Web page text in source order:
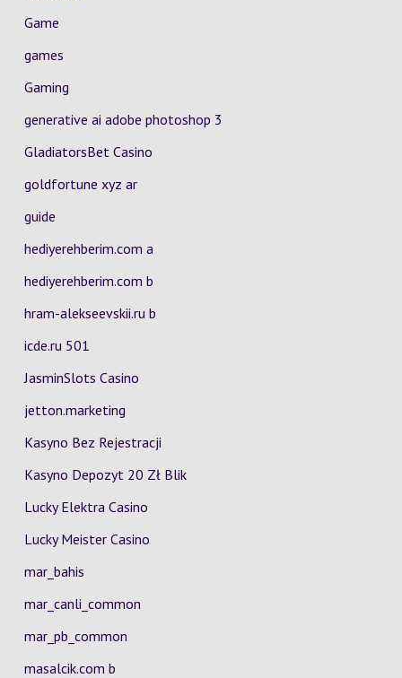
Game
games
Gaming
generative ai adobe photoshop 3
GladiatorsBet Casino
goldfortune xyz ar
guide
hediyerehberim.com a
hediyerehberim.com b
hram-alekseevskii.ru b
icde.ru 501
JasminSlots Casino
jetton.marketing
Kasyno Bez Rejestracji
Kasyno Depozyt 20 Zł Blik
Lucky Elektra Casino
Lucky Meister Casino
mar_bahis
mar_canli_common
mar_pb_common
masalcik.com b